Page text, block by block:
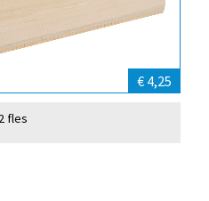
€ 4,25
fles